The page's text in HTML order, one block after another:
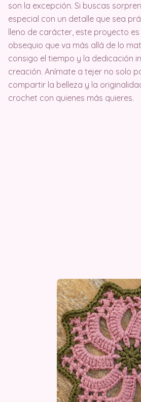
son la excepción. Si buscas
especial con un detalle que sea
lleno de carácter, este proyecto
obsequio que va más allá de lo
consigo el tiempo y la dedicación
creación. Anímate a tejer no solo
compartir la belleza y la
crochet con quienes más quieres.